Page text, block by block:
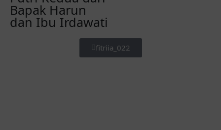
Bapak Harun
dan Ibu Irdawati
fitriia_022